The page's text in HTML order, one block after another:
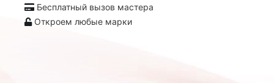
Бесплатный вызов мастера
Откроем любые марки